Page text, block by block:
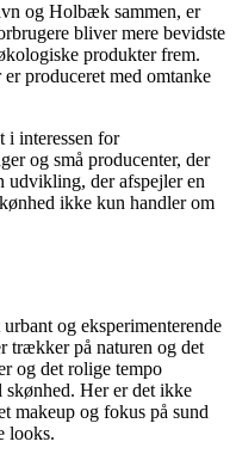
og Holbæk sammen, er
bliver mere bevidste
produkter frem.
produceret med omtanke
i interessen for
og små producenter, der
udvikling, der afspejler en
ikke kun handler om
og eksperimenterende
trækker på naturen og det
og det rolige tempo
skønhed. Her er det ikke
makeup og fokus på sund
looks.